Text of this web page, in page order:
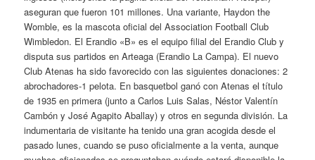
aseguran que fueron 101 millones. Una variante, Haydon the
Womble, es la mascota oficial del Association Football Club
Wimbledon. El Erandio «B» es el equipo filial del Erandio Club y
disputa sus partidos en Arteaga (Erandio La Campa). El nuevo
Club Atenas ha sido favorecido con las siguientes donaciones: 2
abrochadores-1 pelota. En basquetbol ganó con Atenas el título
de 1935 en primera (junto a Carlos Luis Salas, Néstor Valentín
Cambón y José Agapito Aballay) y otros en segunda división. La
indumentaria de visitante ha tenido una gran acogida desde el
pasado lunes, cuando se puso oficialmente a la venta, aunque